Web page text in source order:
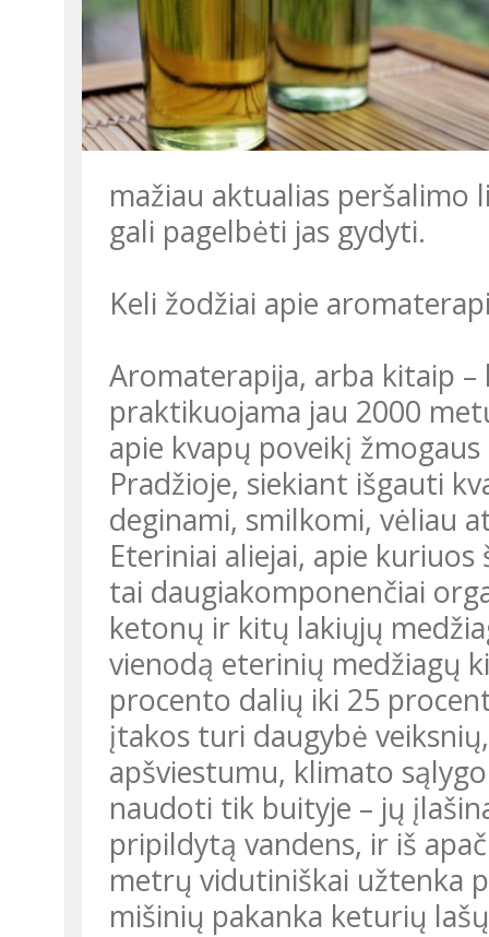
mažiau aktualias peršalimo
gali pagelbėti jas gydyti.
Keli žodžiai apie
Aromaterapija, arba kitaip
praktikuojama jau 2000
apie kvapų poveikį
Pradžioje, siekiant išgauti
deginami, smilkomi, vėliau
Eteriniai aliejai, apie
tai daugiakomponenčiai
ketonų ir kitų lakiųjų
vienodą eterinių medžiagų
procento dalių iki 25
įtakos turi daugybė
apšviestumu, klimato
naudoti tik buityje – jų
pripildytą vandens, ir iš
metrų vidutiniškai užtenka
mišinių pakanka keturių